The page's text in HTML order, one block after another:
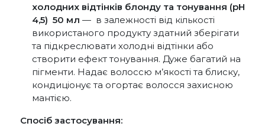
холодних відтінків блонду та тонування (pH
4,5) 50 мл — в залежності від кількості
використаного продукту здатний зберігати
та підкреслювати холодні відтінки або
створити ефект тонування. Дуже багатий на
пігменти. Надає волоссю м’якості та блиску,
кондиціонує та огортає волосся захисною
мантією.
Спосіб застосування: